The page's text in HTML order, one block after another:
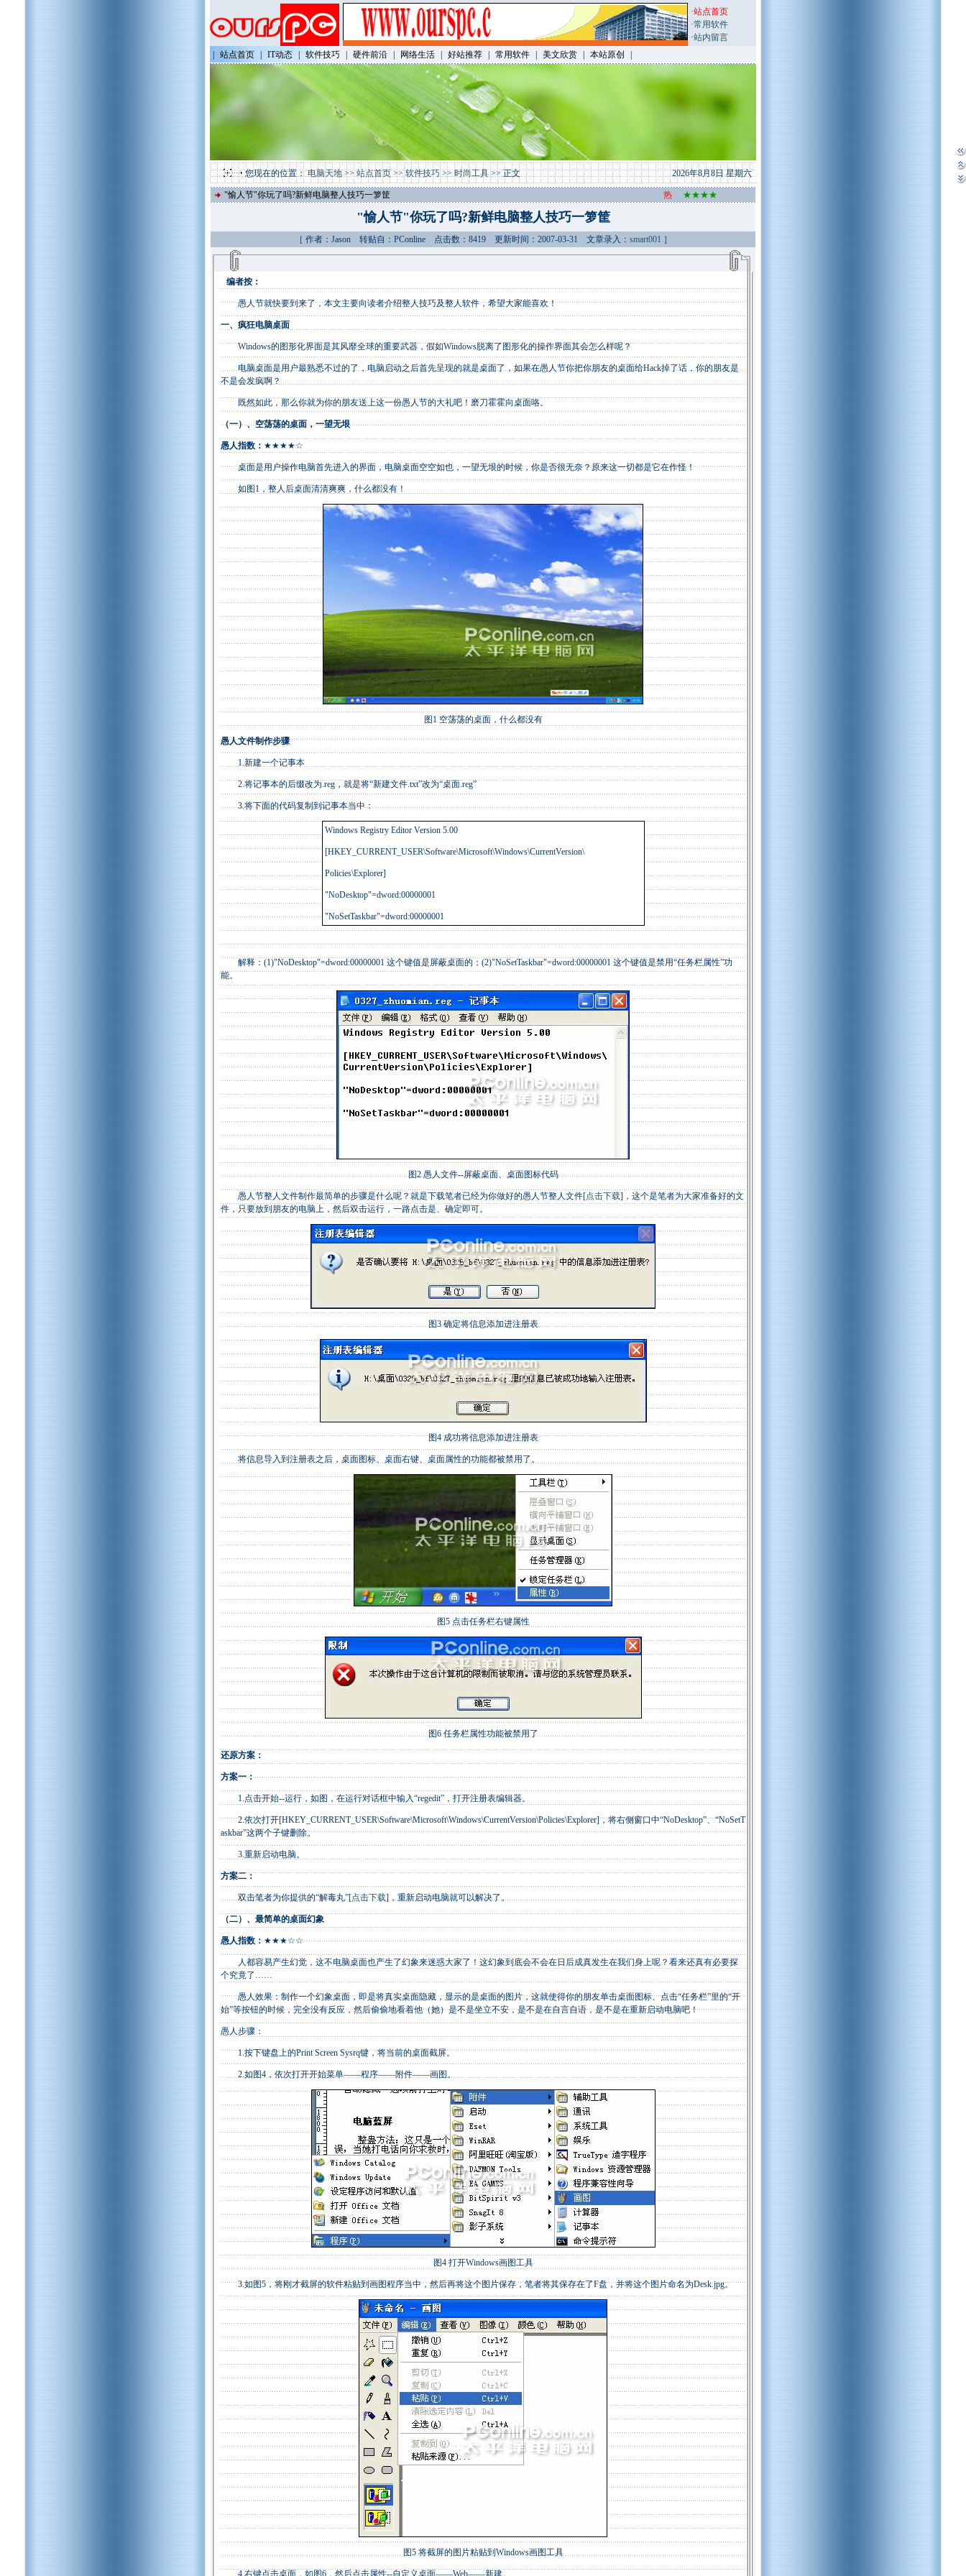
·站点首页
·常用软件
·站内留言
站点首页 IT动态 软件技巧 硬件前沿 网络生活 好站推荐 常用软件 美文欣赏 本站原创
您现在的位置：电脑天地>>站点首页>>软件技巧>>时尚工具>> 正文 2026年8月8日 星期六
"愉人节"你玩了吗?新鲜电脑整人技巧一箩筐 热 ★★★★
"愉人节"你玩了吗?新鲜电脑整人技巧一箩筐
［ 作者：Jason 转贴自：PConline 点击数：8419 更新时间：2007-03-31 文章录入： smart001 ］
编者按：
愚人节就快要到来了，本文主要向读者介绍整人技巧及整人软件，希望大家能喜欢！
一、疯狂电脑桌面
Windows的图形化界面是其风靡全球的重要武器，假如Windows脱离了图形化的操作界面其会怎么样呢？
电脑桌面是用户最熟悉不过的了，电脑启动之后首先呈现的就是桌面了，如果在愚人节你把你朋友的桌面给Hack掉了话，你的朋友是
不是会发疯啊？
既然如此，那么你就为你的朋友送上这一份愚人节的大礼吧！磨刀霍霍向桌面咯。
（一）、空荡荡的桌面，一望无垠
愚人指数： ★★★★☆
桌面是用户操作电脑首先进入的界面，电脑桌面空空如也，一望无垠的时候，你是否很无奈？原来这一切都是它在作怪！
如图1，整人后桌面清清爽爽，什么都没有！
图1 空荡荡的桌面，什么都没有
愚人文件制作步骤
1.新建一个记事本
2.将记事本的后缀改为.reg，就是将“新建文件.txt”改为“桌面.reg”
3.将下面的代码复制到记事本当中：
Windows Registry Editor Version 5.00
[HKEY_CURRENT_USER\Software\Microsoft\Windows\CurrentVersion\
Policies\Explorer]
"NoDesktop"=dword:00000001
"NoSetTaskbar"=dword:00000001
解释：(1)"NoDesktop"=dword:00000001 这个键值是屏蔽桌面的；(2)"NoSetTaskbar"=dword:00000001 这个键值是禁用“任务栏属性”功
能。
图2 愚人文件--屏蔽桌面、桌面图标代码
愚人节整人文件制作最简单的步骤是什么呢？就是下载笔者已经为你做好的愚人节整人文件[点击下载]，这个是笔者为大家准备好的文
件，只要放到朋友的电脑上，然后双击运行，一路点击是、确定即可。
图3 确定将信息添加进注册表
图4 成功将信息添加进注册表
将信息导入到注册表之后，桌面图标、桌面右键、桌面属性的功能都被禁用了。
图5 点击任务栏右键属性
图6 任务栏属性功能被禁用了
还原方案：
方案一：
1.点击开始--运行，如图，在运行对话框中输入“regedit”，打开注册表编辑器。
2.依次打开[HKEY_CURRENT_USER\Software\Microsoft\Windows\CurrentVersion\Policies\Explorer]，将右侧窗口中“NoDesktop”、“NoSetT
askbar”这两个子键删除。
3.重新启动电脑。
方案二：
双击笔者为你提供的“解毒丸”[点击下载]，重新启动电脑就可以解决了。
（二）、最简单的桌面幻象
愚人指数：★★★☆☆
人都容易产生幻觉，这不电脑桌面也产生了幻象来迷惑大家了！这幻象到底会不会在日后成真发生在我们身上呢？看来还真有必要探
个究竟了……
愚人效果：制作一个幻象桌面，即是将真实桌面隐藏，显示的是桌面的图片，这就使得你的朋友单击桌面图标、点击“任务栏”里的“开
始”等按钮的时候，完全没有反应，然后偷偷地看着他（她）是不是坐立不安，是不是在自言自语，是不是在重新启动电脑吧！
愚人步骤：
1.按下键盘上的Print Screen Sysrq键，将当前的桌面截屏。
2.如图4，依次打开开始菜单——程序——附件——画图。
图4 打开Windows画图工具
3.如图5，将刚才截屏的软件粘贴到画图程序当中，然后再将这个图片保存，笔者将其保存在了F盘，并将这个图片命名为Desk.jpg。
图5 将截屏的图片粘贴到Windows画图工具
4.右键点击桌面，如图6，然后点击属性--自定义桌面——Web——新建。